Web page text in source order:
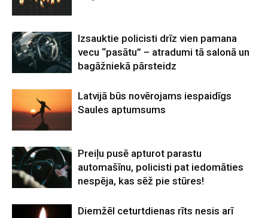
Izsauktie policisti drīz vien pamana
vecu “pasātu” – atradumi tā salonā un
bagāžniekā pārsteidz
Latvijā būs novērojams iespaidīgs
Saules aptumsums
Preiļu pusē apturot parastu
automašīnu, policisti pat iedomāties
nespēja, kas sēž pie stūres!
Diemžēl ceturtdienas rīts nesis arī